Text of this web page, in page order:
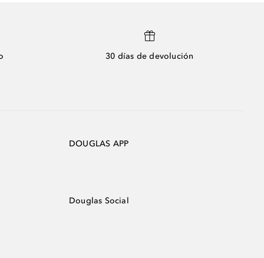
30 días de devolución
DOUGLAS APP
Douglas Social